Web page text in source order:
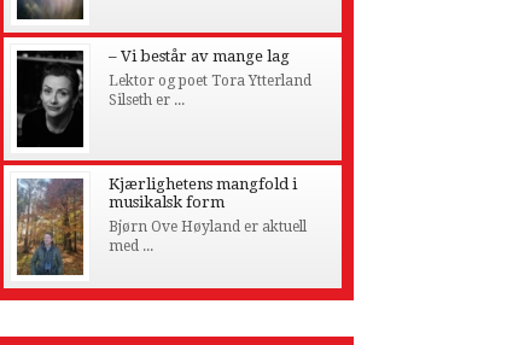
– Vi består av mange lag
Lektor og poet Tora Ytterland
Silseth er ...
Kjærlighetens mangfold i
musikalsk form
Bjørn Ove Høyland er aktuell
med ...